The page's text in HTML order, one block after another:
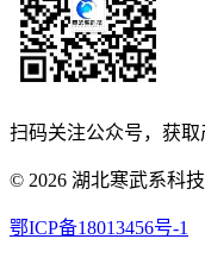
扫码关注公众号，获取
© 2026 湖北寒武系科
鄂ICP备18013456号-1